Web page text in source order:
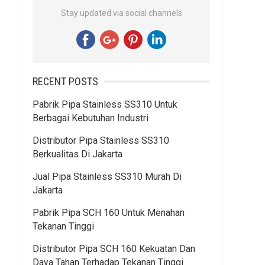
Stay updated via social channels
RECENT POSTS
Pabrik Pipa Stainless SS310 Untuk
Berbagai Kebutuhan Industri
Distributor Pipa Stainless SS310
Berkualitas Di Jakarta
Jual Pipa Stainless SS310 Murah Di
Jakarta
Pabrik Pipa SCH 160 Untuk Menahan
Tekanan Tinggi
Distributor Pipa SCH 160 Kekuatan Dan
Daya Tahan Terhadap Tekanan Tinggi